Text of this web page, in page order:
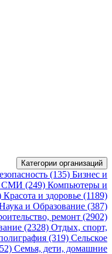
Категории организаций
(135) Бизнес и
СМИ (249) Компьютеры и
Красота и здоровье (1189)
и Образование (387)
ремонт (2902)
(2328) Отдых, спорт,
(319) Сельское
Семья, дети, домашние